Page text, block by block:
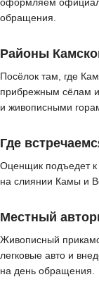
обращения.
Районы
Посёлок там, где
прибрежным сёлам
и живописными
Где
Оценщик подъедет к
на слиянии Камы и
Местный
Живописный
легковые авто и
на день обращения.